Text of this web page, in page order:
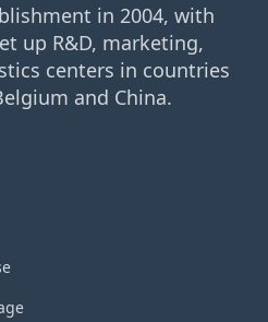
in 2004, with
up R&D, marketing,
centers in countries
and China.